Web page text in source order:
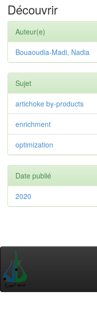
Découvrir
Auteur(e)
Bouaoudia-Madi, Nadia
Sujet
artichoke by-products
enrichment
optimization
Date publié
2020